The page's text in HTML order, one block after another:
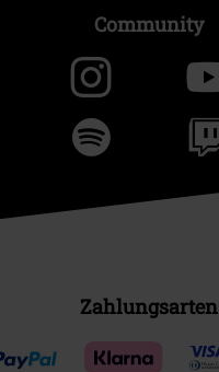
Community
Zahlungsarten